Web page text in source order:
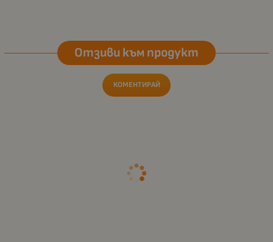
Отзиви към продукт
КОМЕНТИРАЙ